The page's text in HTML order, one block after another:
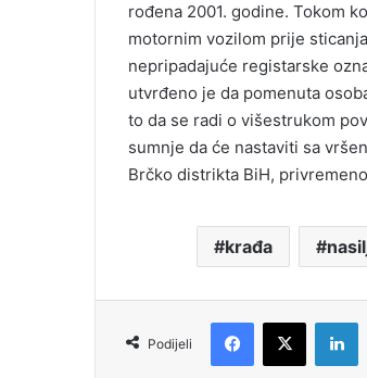
rođena 2001. godine. Tokom
motornim vozilom prije
nepripadajuće registarske
utvrđeno je da pomenuta
to da se radi o višestrukom
sumnje da će nastaviti sa
Brčko distrikta BiH,
krađa
Podijeli